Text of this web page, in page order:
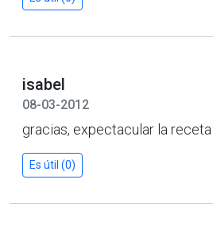
isabel
08-03-2012
gracias, expectacular la
Es útil (0)